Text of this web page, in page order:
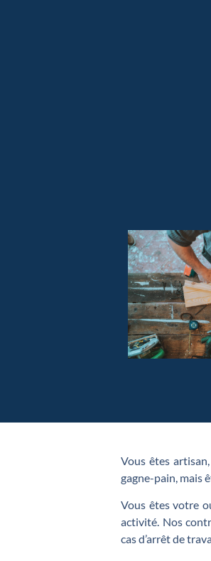
Vous êtes
gagne-pain, mais
Vous êtes votre
activité. Nos
cas d’arrêt de